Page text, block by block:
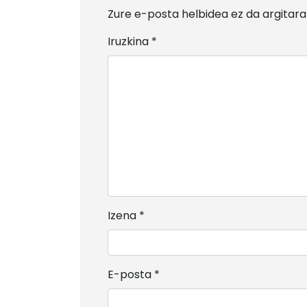
Zure e-posta helbidea ez da
Iruzkina *
Izena *
E-posta *